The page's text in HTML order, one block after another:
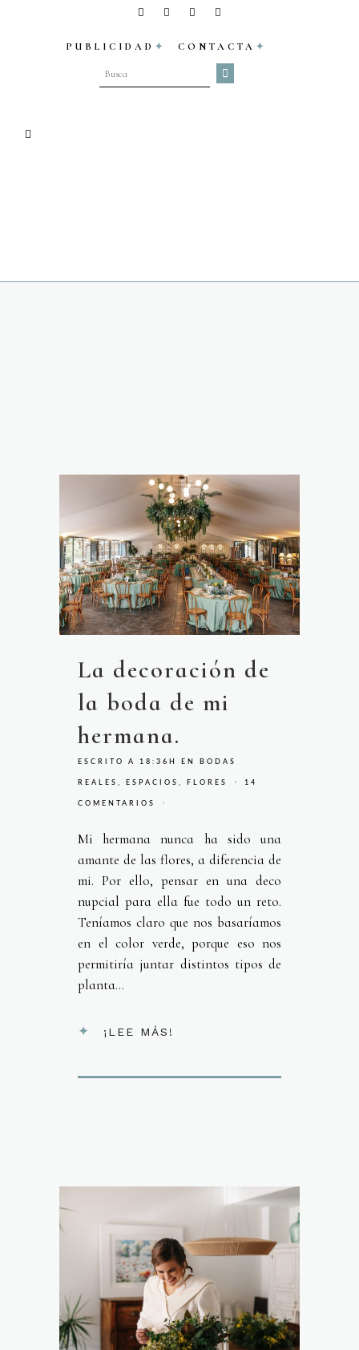
PUBLICIDAD CONTACTA
La decoración de
la boda de mi
hermana.
ESCRITO A 18:36H EN BODAS
REALES , ESPACIOS , FLORES 14
COMENTARIOS
Mi hermana nunca ha sido una
amante de las flores, a diferencia de
mi. Por ello, pensar en una deco
nupcial para ella fue todo un reto.
Teníamos claro que nos basaríamos
en el color verde, porque eso nos
permitiría juntar distintos tipos de
planta...
¡LEE MÁS!